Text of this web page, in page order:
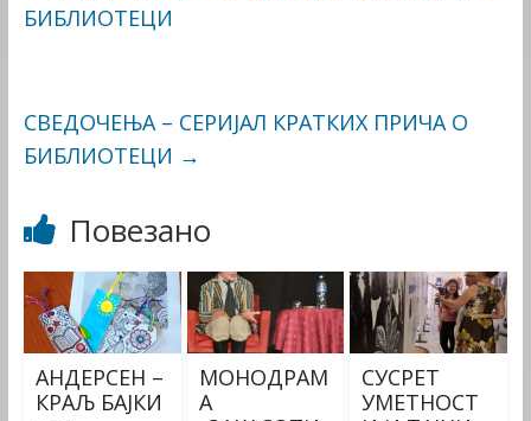
БИБЛИОТЕЦИ
СВЕДОЧЕЊА – СЕРИЈАЛ КРАТКИХ ПРИЧА О
БИБЛИОТЕЦИ →
Повезано
АНДЕРСЕН –
КРАЉ БАЈКИ
МОНОДРАМ
А
СУСРЕТ
УМЕТНОСТ